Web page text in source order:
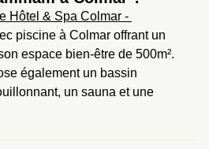
Hôtel & Spa Colmar -
piscine à Colmar offrant un
espace bien-être de 500m².
également un bassin
un sauna et une